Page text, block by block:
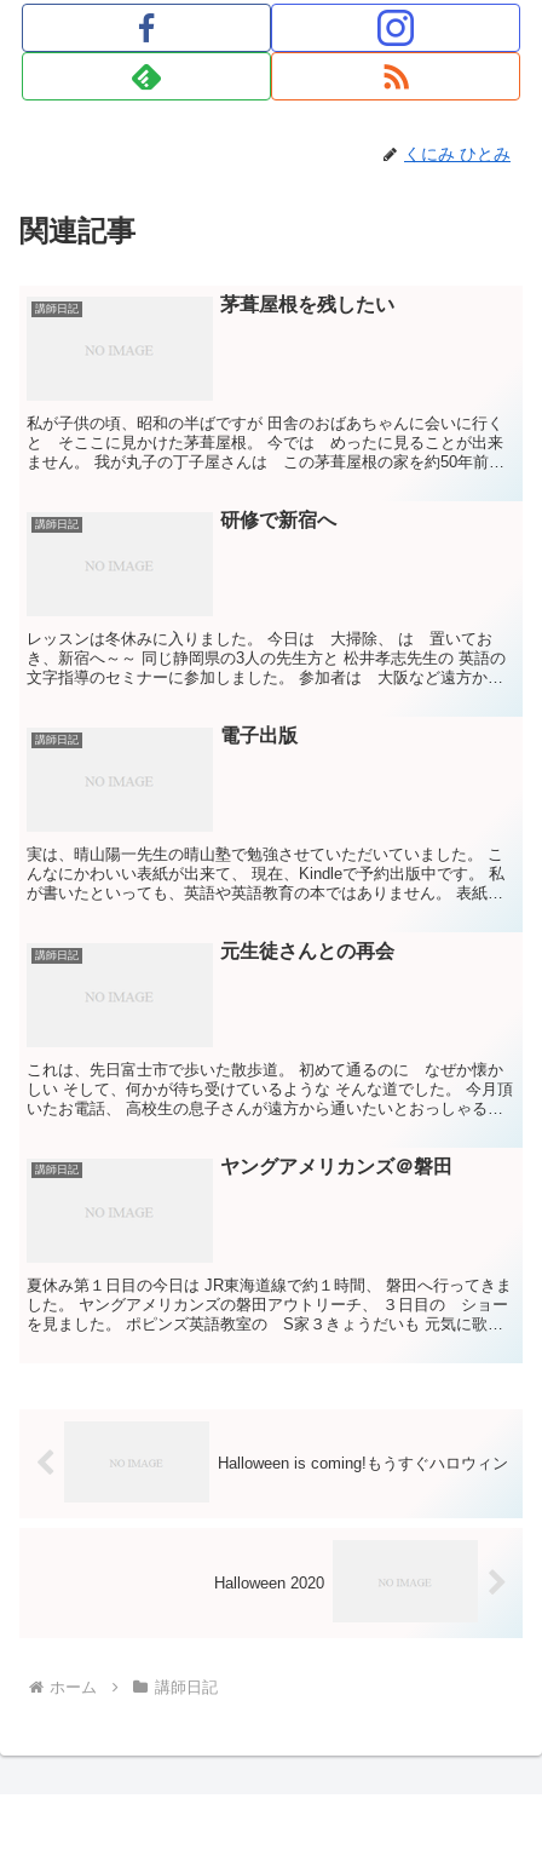
くにみ ひとみ
関連記事
講師日記 茅葺屋根を残したい
私が子供の頃、昭和の半ばですが 田舎のおばあちゃんに会いに行く
と そここに見かけた茅葺屋根。 今では めったに見ることが出来
ません。 我が丸子の丁子屋さんは この茅葺屋根の家を約50年前に
講師日記 研修で新宿へ
レッスンは冬休みに入りました。 今日は 大掃除、 は 置いてお
き、新宿へ～～ 同じ静岡県の3人の先生方と 松井孝志先生の 英語の
文字指導のセミナーに参加しました。 参加者は 大阪など遠方から
講師日記 電子出版
実は、晴山陽一先生の晴山塾で勉強させていただいていました。 こ
んなにかわいい表紙が出来て、 現在、Kindleで予約出版中です。 私
が書いたといっても、英語や英語教育の本ではありません。 表紙に
講師日記 元生徒さんとの再会
これは、先日富士市で歩いた散歩道。 初めて通るのに なぜか懐か
しい そして、何かが待ち受けているような そんな道でした。 今月頂
いたお電話、 高校生の息子さんが遠方から通いたいとおっしゃるの
講師日記 ヤングアメリカンズ＠磐田
夏休み第１日目の今日は JR東海道線で約１時間、 磐田へ行ってきま
した。 ヤングアメリカンズの磐田アウトリーチ、 ３日目の ショー
を見ました。 ポピンズ英語教室の S家３きょうだいも 元気に歌っ
Halloween is coming!もうすぐハロウィン
Halloween 2020
ホーム 講師日記